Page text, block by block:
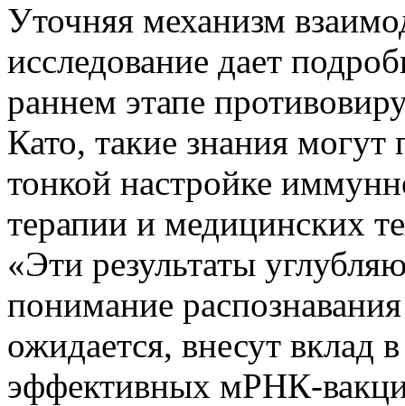
Уточняя механизм
исследование дает
раннем этапе
Като, такие знания
тонкой настройке
терапии и медицинских
«Эти результаты
понимание
ожидается, внесут вклад
эффективных мРНК-